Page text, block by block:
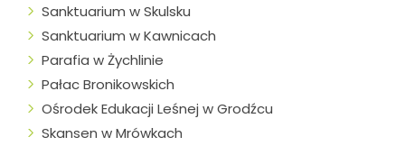
Sanktuarium w Skulsku
Sanktuarium w Kawnicach
Parafia w Żychlinie
Pałac Bronikowskich
Ośrodek Edukacji Leśnej w Grodźcu
Skansen w Mrówkach